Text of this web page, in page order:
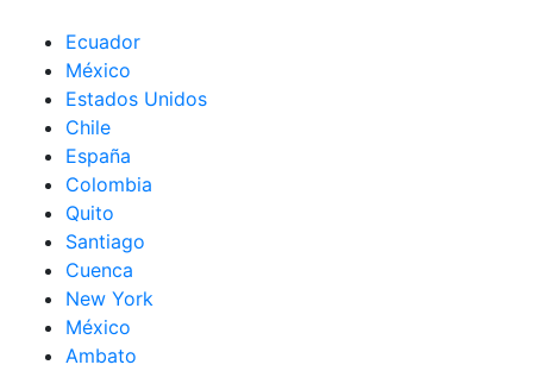
Ecuador
México
Estados Unidos
Chile
España
Colombia
Quito
Santiago
Cuenca
New York
México
Ambato